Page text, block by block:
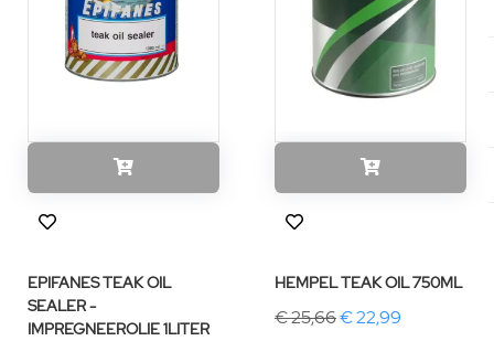
EPIFANES TEAK OIL
SEALER -
IMPREGNEEROLIE 1LITER
HEMPEL TEAK OIL 750ML
€ 25,66€ 22,99